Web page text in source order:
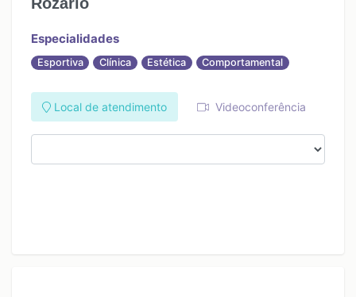
Especialidades
Esportiva Clínica Estética Comportamental
Local de atendimento Videoconferência